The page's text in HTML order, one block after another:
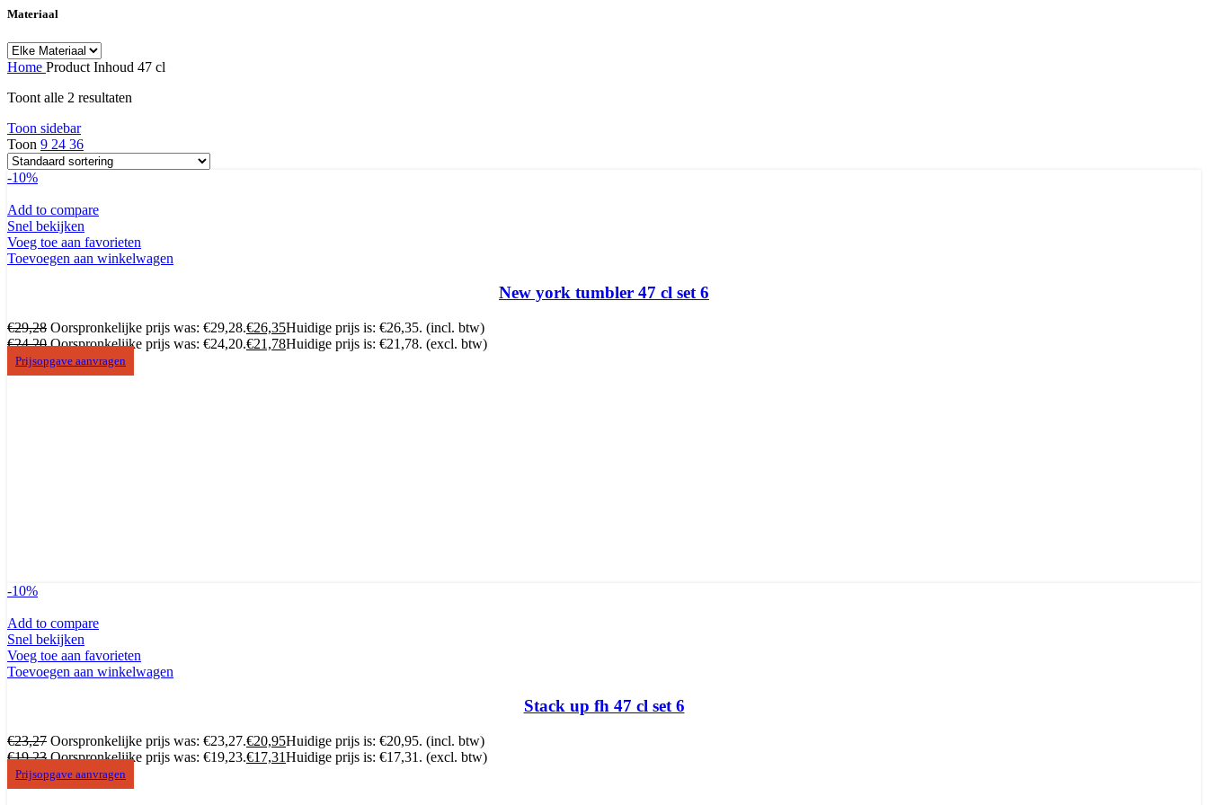
Materiaal
Home Product Inhoud 47 cl
Toont alle 2 resultaten
Toon sidebar
Toon 9 24 36
-10%
Add to compare
Snel bekijken
Voeg toe aan favorieten
Toevoegen aan winkelwagen
New york tumbler 47 cl set 6
€29,28 Oorspronkelijke prijs was: €29,28.€26,35Huidige prijs is: €26,35. (incl. btw)
€24,20 Oorspronkelijke prijs was: €24,20.€21,78Huidige prijs is: €21,78. (excl. btw)
Prijsopgave aanvragen
-10%
Add to compare
Snel bekijken
Voeg toe aan favorieten
Toevoegen aan winkelwagen
Stack up fh 47 cl set 6
€23,27 Oorspronkelijke prijs was: €23,27.€20,95Huidige prijs is: €20,95. (incl. btw)
€19,23 Oorspronkelijke prijs was: €19,23.€17,31Huidige prijs is: €17,31. (excl. btw)
Prijsopgave aanvragen